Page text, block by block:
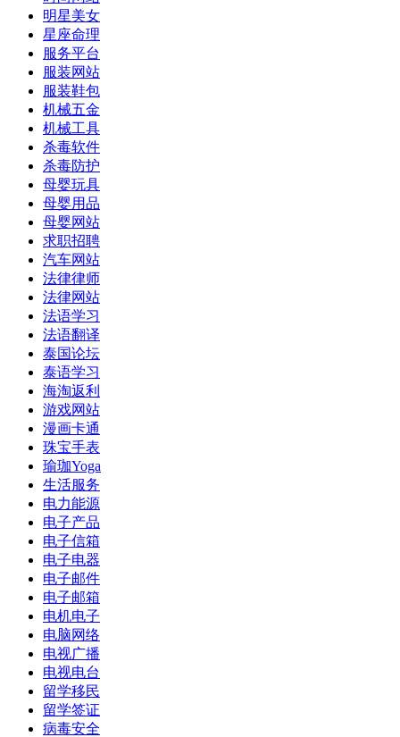
明星美女
星座命理
服务平台
服装网站
服装鞋包
机械五金
机械工具
杀毒软件
杀毒防护
母婴玩具
母婴用品
母婴网站
求职招聘
汽车网站
法律律师
法律网站
法语学习
法语翻译
泰国论坛
泰语学习
海淘返利
游戏网站
漫画卡通
珠宝手表
瑜珈Yoga
生活服务
电力能源
电子产品
电子信箱
电子电器
电子邮件
电子邮箱
电机电子
电脑网络
电视广播
电视电台
留学移民
留学签证
病毒安全